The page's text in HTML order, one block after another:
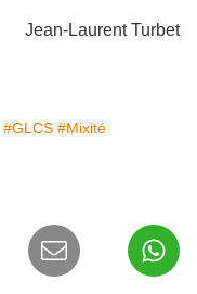
Jean-Laurent Turbet
#GLCS #Mixité